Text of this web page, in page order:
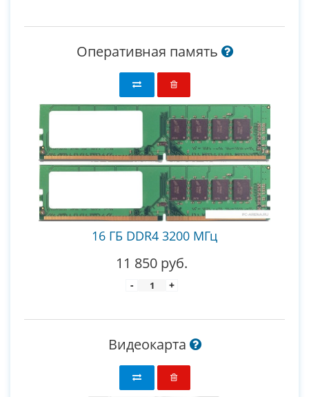
Оперативная память
16 ГБ DDR4 3200 МГц
11 850 руб.
- +
Видеокарта